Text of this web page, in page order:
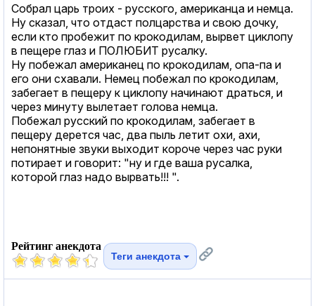
Собрал царь троих - русского, американца и немца.
Ну сказал, что отдаст полцарства и свою дочку,
если кто пробежит по крокодилам, вырвет циклопу
в пещере глаз и ПОЛЮБИТ русалку.
Ну побежал американец по крокодилам, опа-па и
его они схавали. Немец побежал по крокодилам,
забегает в пещеру к циклопу начинают драться, и
через минуту вылетает голова немца.
Побежал русский по крокодилам, забегает в
пещеру дерется час, два пыль летит охи, ахи,
непонятные звуки выходит короче через час руки
потирает и говорит: "ну и где ваша русалка,
которой глаз надо вырвать!!! ".
Рейтинг анекдота
Теги анекдота